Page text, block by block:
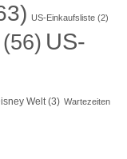
US-Einkaufsliste (2)
(56) US-
Welt(3) Wartezeiten